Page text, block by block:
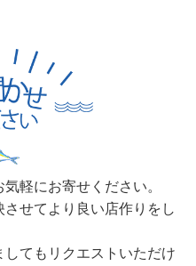
軽にお寄せください。
せてより良い店作りをし
てもリクエストいただけ